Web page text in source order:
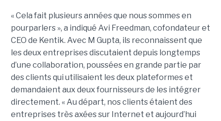
« Cela fait plusieurs années que nous sommes en
pourparlers », a indiqué Avi Freedman, cofondateur et
CEO de Kentik. Avec M Gupta, ils reconnaissent que
les deux entreprises discutaient depuis longtemps
d’une collaboration, poussées en grande partie par
des clients qui utilisaient les deux plateformes et
demandaient aux deux fournisseurs de les intégrer
directement. « Au départ, nos clients étaient des
entreprises très axées sur Internet et aujourd’hui